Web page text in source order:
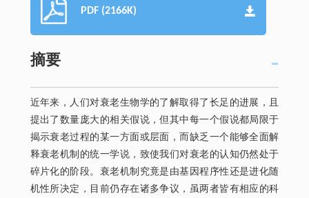
PDF (2166K)
摘要
近年来，人们对衰老生物学的了解取得了长足的进展，且
提出了数量庞大的相关假说，但其中每一个假说都局限于
揭示衰老过程的某一方面或层面，而缺乏一个能够全面解
释衰老机制的统一学说，致使我们对衰老的认知仍然处于
碎片化的阶段。衰老机制究竟是由基因程序性还是进化随
机性所决定，目前仍存在诸多争议，虽两者皆有相应的科